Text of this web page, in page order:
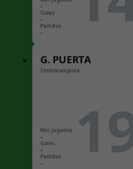
-
Goles
-
Partidos
-
G. PUERTA
Centrocampista
Min jugados
-
Goles
-
Partidos
-